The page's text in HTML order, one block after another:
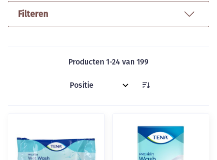
Filteren
Producten 1-24 van 199
Sorteer op: